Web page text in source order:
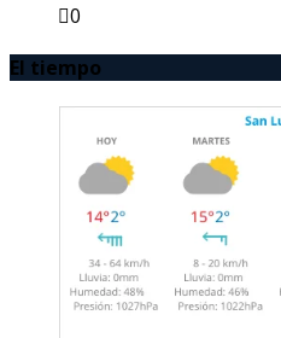
0
El tiempo